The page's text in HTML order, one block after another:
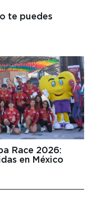
te puedes
Race 2026:
en México